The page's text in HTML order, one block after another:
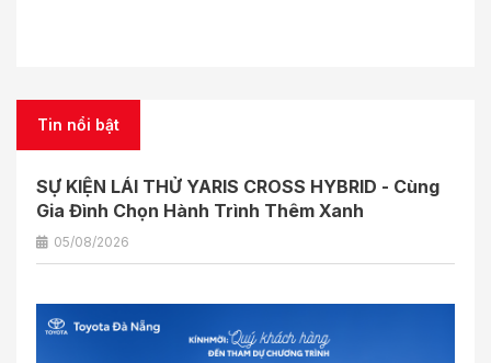
Tin nổi bật
SỰ KIỆN LÁI THỬ YARIS CROSS HYBRID - Cùng
Gia Đình Chọn Hành Trình Thêm Xanh
05/08/2026